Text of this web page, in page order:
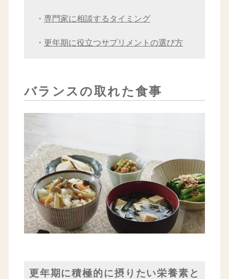
・ 専門家に相談するタイミング
・ 更年期に役立つサプリメントの選び方
バランスの取れた食事
更年期に積極的に摂りたい栄養素と